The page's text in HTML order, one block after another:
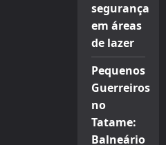
segurança
em áreas
de lazer
Pequenos
Guerreiros
no
Tatame:
Balneário